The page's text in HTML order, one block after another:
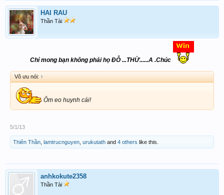
HAI RAU
Thần Tài
Chỉ mong bạn không phải họ ĐỖ ...THỪ......A .Chúc
Vô ưu nói: ↑
Ôm eo huynh cái!
5/1/13
Thiên Thần lamtrucnguyen urukutath and 4 others like this.
anhkokute2358
Thần Tài